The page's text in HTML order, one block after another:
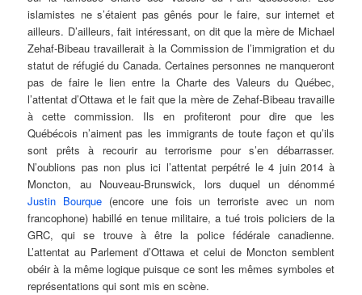
islamistes ne s’étaient pas gênés pour le faire, sur internet et
ailleurs. D’ailleurs, fait intéressant, on dit que la mère de Michael
Zehaf-Bibeau travaillerait à la Commission de l’immigration et du
statut de réfugié du Canada. Certaines personnes ne manqueront
pas de faire le lien entre la Charte des Valeurs du Québec,
l’attentat d’Ottawa et le fait que la mère de Zehaf-Bibeau travaille
à cette commission. Ils en profiteront pour dire que les
Québécois n’aiment pas les immigrants de toute façon et qu’ils
sont prêts à recourir au terrorisme pour s’en débarrasser.
N’oublions pas non plus ici l’attentat perpétré le 4 juin 2014 à
Moncton, au Nouveau-Brunswick, lors duquel un dénommé
Justin Bourque(encore une fois un terroriste avec un nom
francophone) habillé en tenue militaire, a tué trois policiers de la
GRC, qui se trouve à être la police fédérale canadienne.
L’attentat au Parlement d’Ottawa et celui de Moncton semblent
obéir à la même logique puisque ce sont les mêmes symboles et
représentations qui sont mis en scène.